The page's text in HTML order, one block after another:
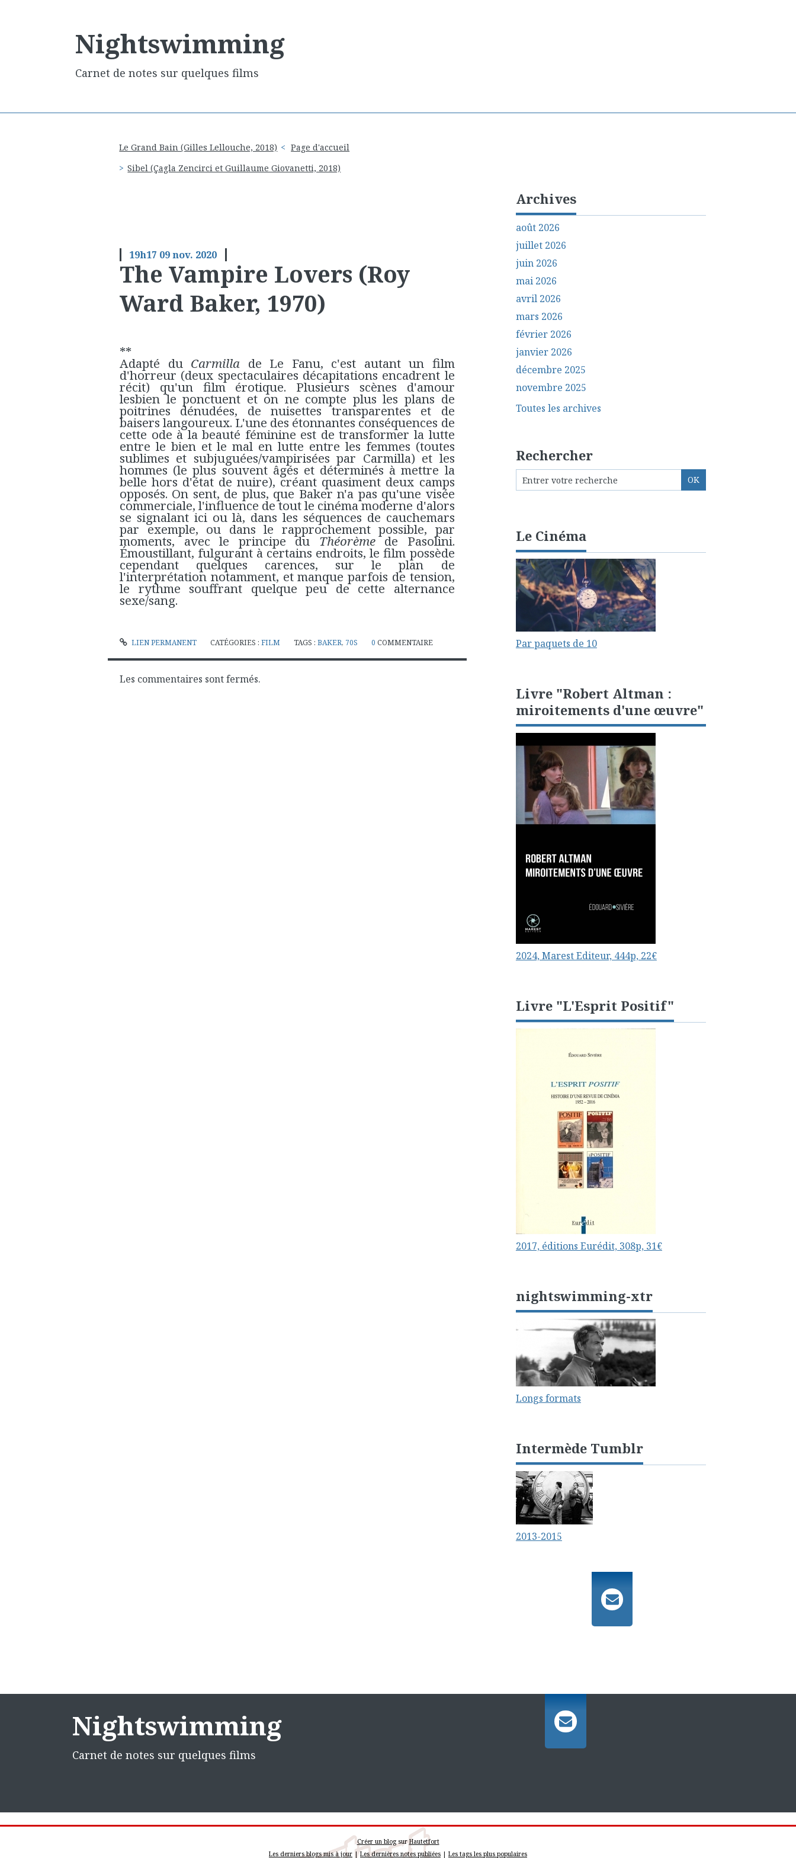
Nightswimming
Carnet de notes sur quelques films
Le Grand Bain (Gilles Lellouche, 2018)
Page d'accueil
Sibel (Çagla Zencirci et Guillaume Giovanetti, 2018)
19h17 09nov. 2020
The Vampire Lovers (Roy
Ward Baker, 1970)
**
Adapté du Carmilla de Le Fanu, c'est autant un film
d'horreur (deux spectaculaires décapitations encadrent le
récit) qu'un film érotique. Plusieurs scènes d'amour
lesbien le ponctuent et on ne compte plus les plans de
poitrines dénudées, de nuisettes transparentes et de
baisers langoureux. L'une des étonnantes conséquences de
cette ode à la beauté féminine est de transformer la lutte
entre le bien et le mal en lutte entre les femmes (toutes
sublimes et subjuguées/vampirisées par Carmilla) et les
hommes (le plus souvent âgés et déterminés à mettre la
belle hors d'état de nuire), créant quasiment deux camps
opposés. On sent, de plus, que Baker n'a pas qu'une visée
commerciale, l'influence de tout le cinéma moderne d'alors
se signalant ici ou là, dans les séquences de cauchemars
par exemple, ou dans le rapprochement possible, par
moments, avec le principe du Théorèmede Pasolini.
Émoustillant, fulgurant à certains endroits, le film possède
cependant quelques carences, sur le plan de
l'interprétation notamment, et manque parfois de tension,
le rythme souffrant quelque peu de cette alternance
sexe/sang.
LIEN PERMANENT CATÉGORIES :FILM TAGS :BAKER, 70S 0 COMMENTAIRE
Les commentaires sont fermés.
Archives
août 2026
juillet 2026
juin 2026
mai 2026
avril 2026
mars 2026
février 2026
janvier 2026
décembre 2025
novembre 2025
Toutes les archives
Rechercher
Le Cinéma
Par paquets de 10
Livre "Robert Altman :
miroitements d'une œuvre"
2024, Marest Editeur, 444p, 22€
Livre "L'Esprit Positif"
2017, éditions Eurédit, 308p, 31€
nightswimming-xtr
Longs formats
Intermède Tumblr
2013-2015
Nightswimming
Carnet de notes sur quelques films
Créer un blogsurHautetfort
Les derniers blogs mis à jour |Les dernières notes publiées | Les tags les plus populaires